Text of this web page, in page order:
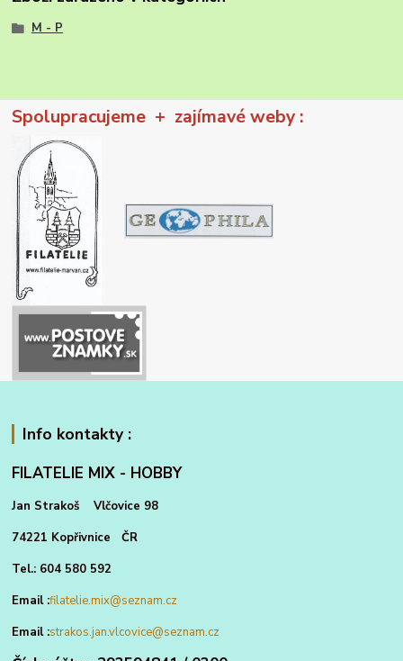
M - P
Spolupracujeme + zajímavé weby :
Info kontakty :
FILATELIE MIX - HOBBY
Jan Strakoš Vlčovice 98
74221 Kopřivnice ČR
Tel.: 604 580 592
Email :filatelie.mix@seznam.cz
Email :strakos.jan.vlcovice@seznam.cz